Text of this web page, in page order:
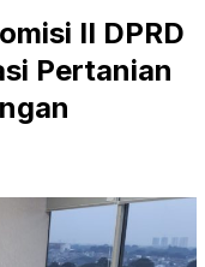
II DPRD
Pertanian